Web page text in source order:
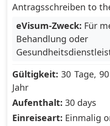
Norway
Pakistan
Paraguay
Philippines
Antragsschreiben to
eVisum-Zweck: Für
Behandlung oder
Gültigkeit:30 Tage,
Jahr
Aufenthalt: 30 days
Einreiseart: Einmalig